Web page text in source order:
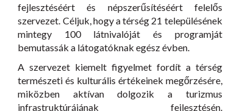
fejlesztéséért és népszerűsítéséért felelős
szervezet. Céljuk, hogy a térség 21 településének
mintegy 100 látnivalóját és programját
bemutassák a látogatóknak egész évben.
A szervezet kiemelt figyelmet fordít a térség
természeti és kulturális értékeinek megőrzésére,
miközben aktívan dolgozik a turizmus
infrastruktúrájának fejlesztésén.